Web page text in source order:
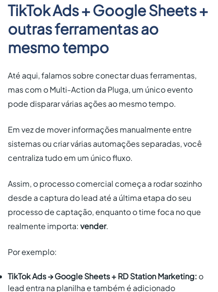
TikTok Ads + Google Sheets +
outras ferramentas ao
mesmo tempo
Até aqui, falamos sobre conectar duas ferramentas,
mas com o Multi-Action da Pluga, um único evento
pode disparar várias ações ao mesmo tempo.
Em vez de mover informações manualmente entre
sistemas ou criar várias automações separadas, você
centraliza tudo em um único fluxo.
Assim, o processo comercial começa a rodar sozinho
desde a captura do lead até a última etapa do seu
processo de captação, enquanto o time foca no que
realmente importa: vender.
Por exemplo:
TikTok Ads → Google Sheets + RD Station Marketing: o
lead entra na planilha e também é adicionado